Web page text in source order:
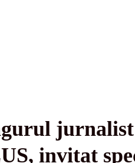
invitat